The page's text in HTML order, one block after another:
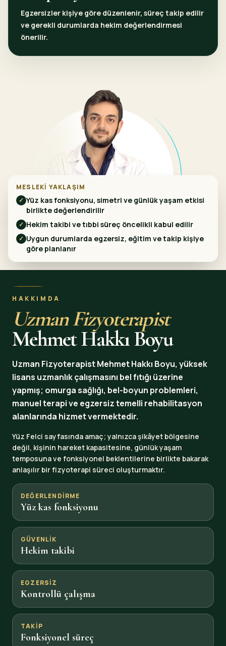
Egzersizler kişiye göre düzenlenir, süreç takip edilir
ve gerekli durumlarda hekim değerlendirmesi
önerilir.
MESLEKI YAKLAŞIM
✓ Yüz kas fonksiyonu, simetri ve günlük yaşam etkisi
birlikte değerlendirilir
✓ Hekim takibi ve tıbbi süreç öncelikli kabul edilir
✓ Uygun durumlarda egzersiz, eğitim ve takip kişiye
göre planlanır
HAKKIMDA
Uzman Fizyoterapist
Mehmet Hakkı Boyu
Uzman Fizyoterapist Mehmet Hakkı Boyu, yüksek
lisans uzmanlık çalışmasını bel fıtığı üzerine
yapmış; omurga sağlığı, bel-boyun problemleri,
manuel terapi ve egzersiz temelli rehabilitasyon
alanlarında hizmet vermektedir.
Yüz Felci sayfasında amaç; yalnızca şikâyet bölgesine
değil, kişinin hareket kapasitesine, günlük yaşam
temposuna ve fonksiyonel beklentilerine birlikte bakarak
anlaşılır bir fizyoterapi süreci oluşturmaktır.
DEĞERLENDIRME
Yüz kas fonksiyonu
GÜVENLIK
Hekim takibi
EGZERSIZ
Kontrollü çalışma
TAKIP
Fonksiyonel süreç